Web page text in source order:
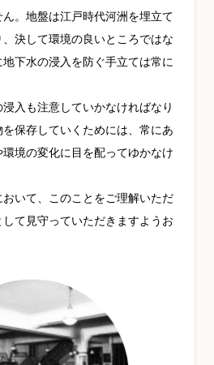
。地盤は江戸時代河洲を埋立て
決して環境の良いところではな
下水の浸入を防ぐ手立ては常に
入も注意していかなければなり
保存していくためには、常にあ
境の変化に目を配ってゆかなけ
おいて、このことをご理解いただ
て見守っていただきますようお